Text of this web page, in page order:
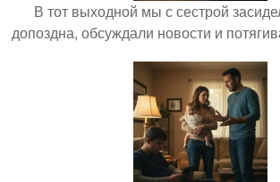
В тот выходной мы с сестрой
допоздна, обсуждали новости и